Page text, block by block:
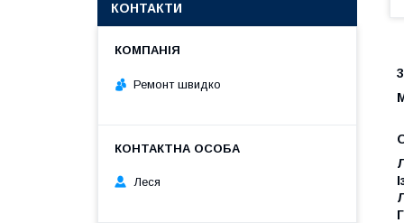
КОНТАКТИ
Ремонт швидко
Леся